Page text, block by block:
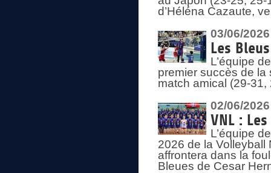
d’Héléna Cazaute,
03/06/2026
Les
L’équipe
premier succès de la
match amical (29-
02/06/2026
VNL :
L’équipe
2026 de la
affrontera dans la
Bleues de Cesar